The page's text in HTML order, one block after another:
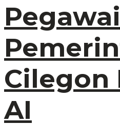
Pegawai
Cilegon
AI